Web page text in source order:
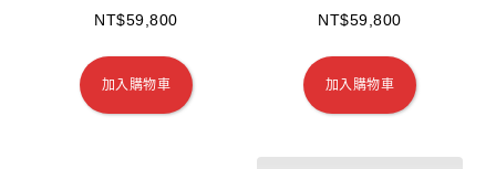
NT$59,800
加入購物車
NT$59,800
加入購物車